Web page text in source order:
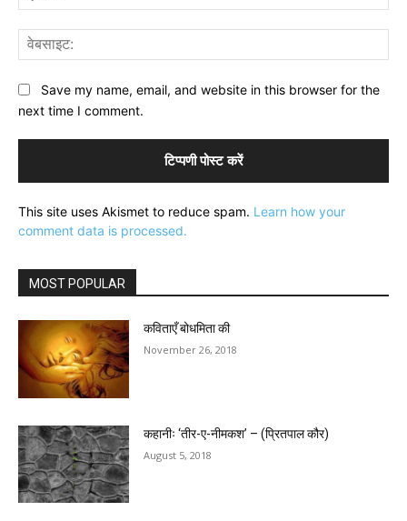
Save my name, email, and website in this browser for the
next time I comment.
This site uses Akismet to reduce spam. Learn how your
comment data is processed.
MOST POPULAR
कविताएँ बोधमिता की
November 26, 2018
कहानीः ‘तीर-ए-नीमकश’ – (प्रितपाल कौर)
August 5, 2018